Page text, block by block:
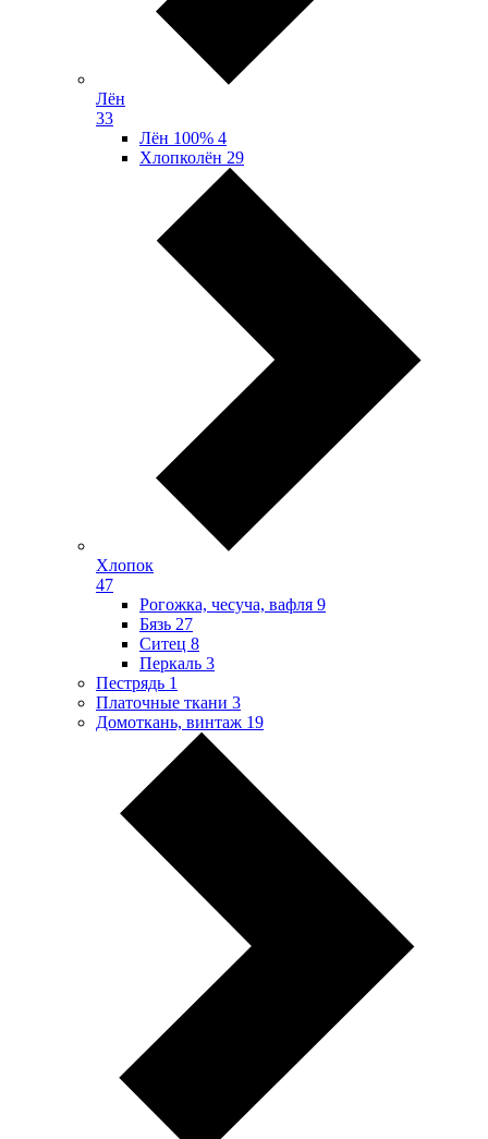
Лён
33
Лён 100% 4
Хлопколён 29
Хлопок
47
Рогожка, чесуча, вафля 9
Бязь 27
Ситец 8
Перкаль 3
Пестрядь 1
Платочные ткани 3
Домоткань, винтаж 19